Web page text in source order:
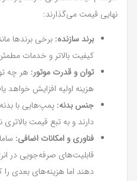
نهایی قیمت می‌گذارند:
برند سازنده: برخی برندها
کیفیت بالاتر و خدمات
توان و قدرت موتور: هر چه
هزینه اولیه افزایش خواهد
جنس بدنه: پمپ‌هایی با
دارند و به تبع قیمت
فناوری و امکانات اضافی:
قابلیت‌های صرفه‌جویی در
دهند اما هزینه‌های بعدی